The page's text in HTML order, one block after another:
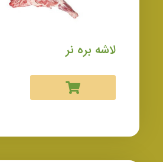
لاشه بره نر